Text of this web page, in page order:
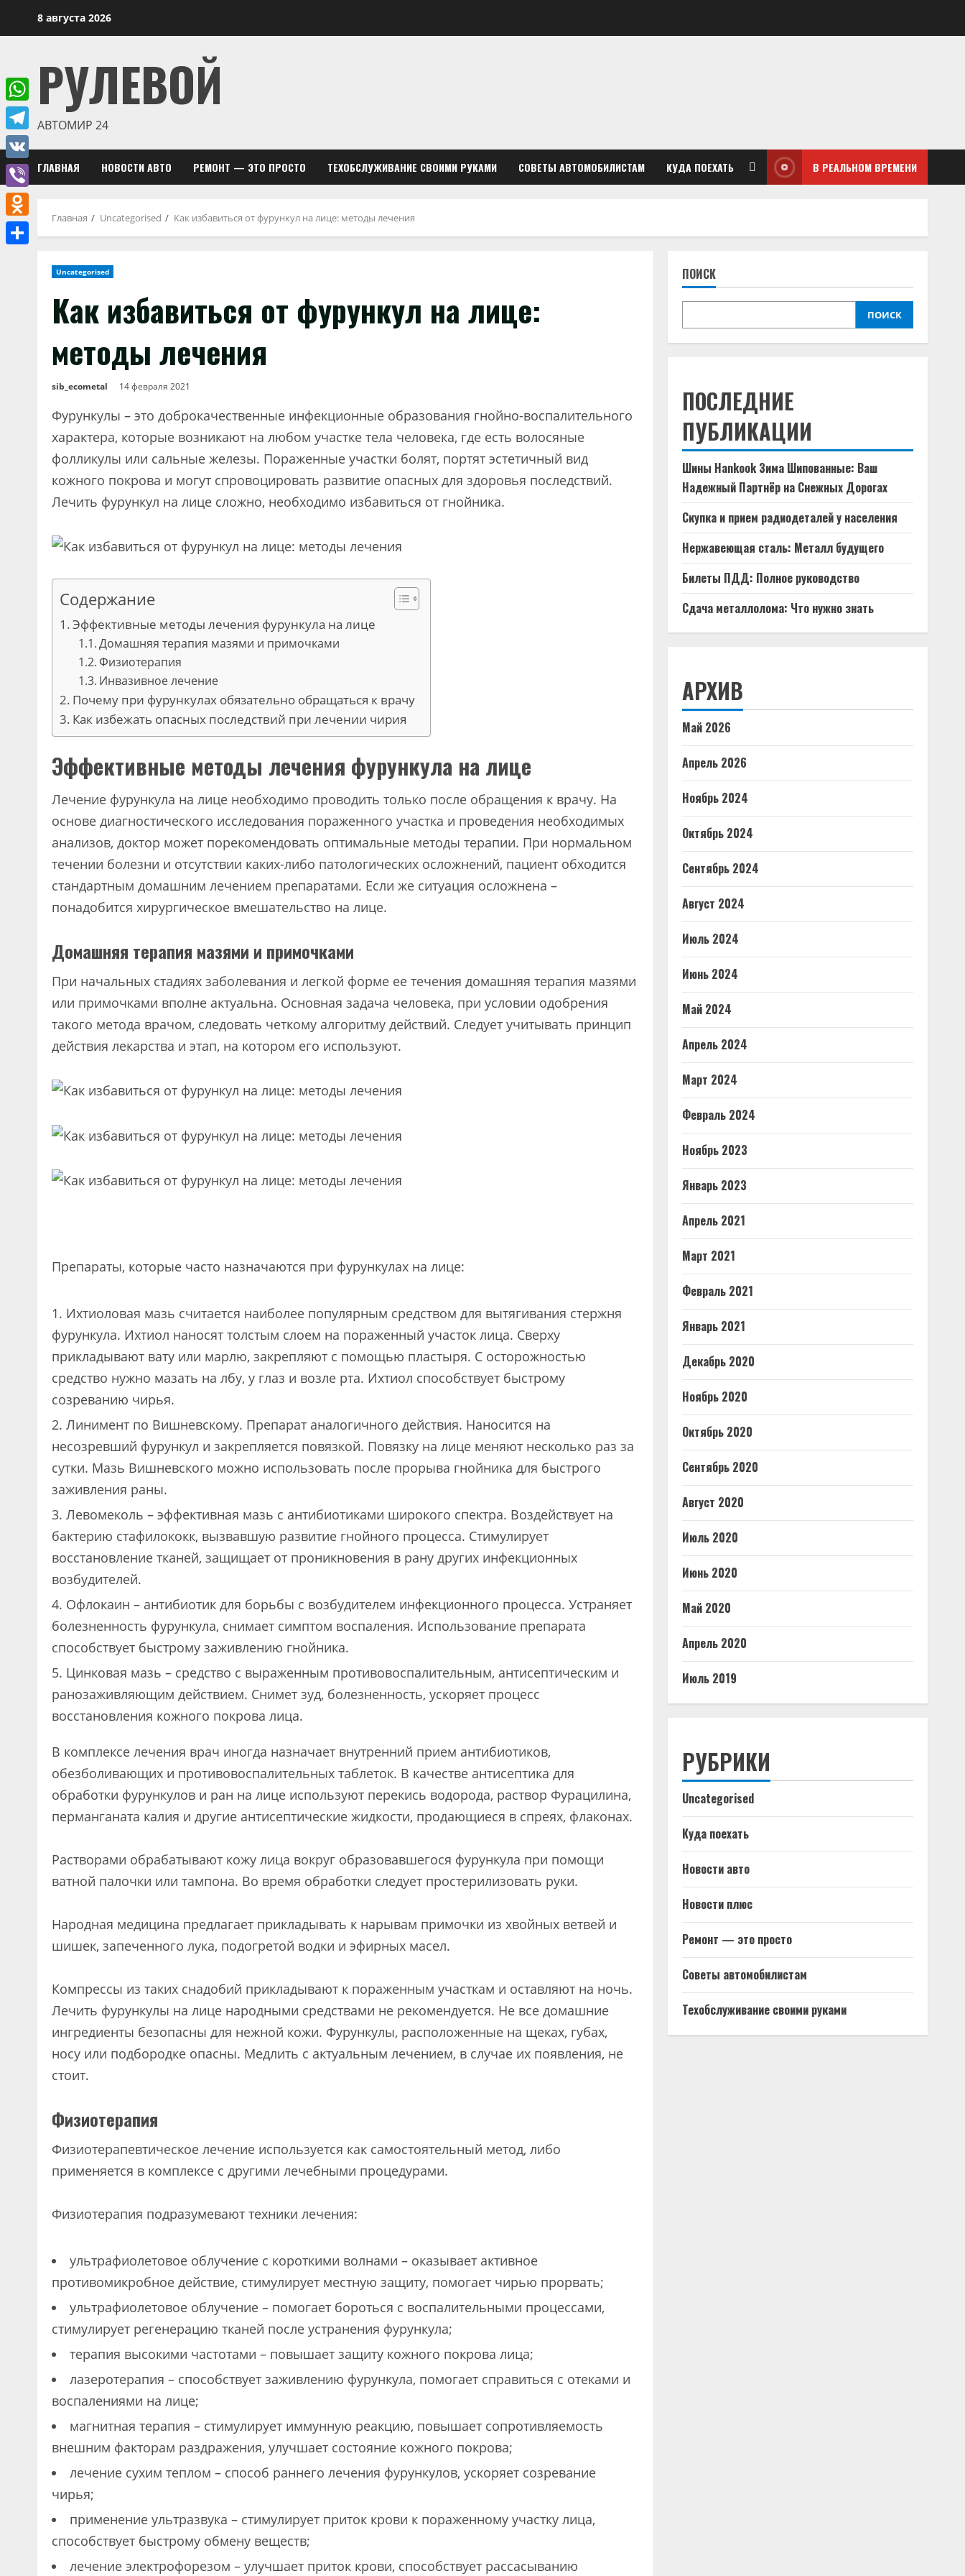
8 августа 2026
РУЛЕВОЙ
АВТОМИР 24
ГЛАВНАЯ НОВОСТИ АВТО РЕМОНТ — ЭТО ПРОСТО ТЕХОБСЛУЖИВАНИЕ СВОИМИ РУКАМИ СОВЕТЫ АВТОМОБИЛИСТАМ КУДА ПОЕХАТЬ В РЕАЛЬНОМ ВРЕМЕНИ
Главная Uncategorised Как избавиться от фурункул на лице: методы лечения
Uncategorised
Как избавиться от фурункул на лице:
методы лечения
sib_ecometal 14 февраля 2021
Фурункулы – это доброкачественные инфекционные образования гнойно-воспалительного
характера, которые возникают на любом участке тела человека, где есть волосяные
фолликулы или сальные железы. Пораженные участки болят, портят эстетичный вид
кожного покрова и могут спровоцировать развитие опасных для здоровья последствий.
Лечить фурункул на лице сложно, необходимо избавиться от гнойника.
Содержание
Эффективные методы лечения фурункула на лице
Домашняя терапия мазями и примочками
Физиотерапия
Инвазивное лечение
Почему при фурункулах обязательно обращаться к врачу
Как избежать опасных последствий при лечении чирия
Эффективные методы лечения фурункула на лице
Лечение фурункула на лице необходимо проводить только после обращения к врачу. На
основе диагностического исследования пораженного участка и проведения необходимых
анализов, доктор может порекомендовать оптимальные методы терапии. При нормальном
течении болезни и отсутствии каких-либо патологических осложнений, пациент обходится
стандартным домашним лечением препаратами. Если же ситуация осложнена –
понадобится хирургическое вмешательство на лице.
Домашняя терапия мазями и примочками
При начальных стадиях заболевания и легкой форме ее течения домашняя терапия мазями
или примочками вполне актуальна. Основная задача человека, при условии одобрения
такого метода врачом, следовать четкому алгоритму действий. Следует учитывать принцип
действия лекарства и этап, на котором его используют.
Препараты, которые часто назначаются при фурункулах на лице:
Ихтиоловая мазь считается наиболее популярным средством для вытягивания стержня
фурункула. Ихтиол наносят толстым слоем на пораженный участок лица. Сверху
прикладывают вату или марлю, закрепляют с помощью пластыря. С осторожностью
средство нужно мазать на лбу, у глаз и возле рта. Ихтиол способствует быстрому
созреванию чирья.
Линимент по Вишневскому. Препарат аналогичного действия. Наносится на
несозревший фурункул и закрепляется повязкой. Повязку на лице меняют несколько раз за
сутки. Мазь Вишневского можно использовать после прорыва гнойника для быстрого
заживления раны.
Левомеколь – эффективная мазь с антибиотиками широкого спектра. Воздействует на
бактерию стафилококк, вызвавшую развитие гнойного процесса. Стимулирует
восстановление тканей, защищает от проникновения в рану других инфекционных
возбудителей.
Офлокаин – антибиотик для борьбы с возбудителем инфекционного процесса. Устраняет
болезненность фурункула, снимает симптом воспаления. Использование препарата
способствует быстрому заживлению гнойника.
Цинковая мазь – средство с выраженным противовоспалительным, антисептическим и
ранозаживляющим действием. Снимет зуд, болезненность, ускоряет процесс
восстановления кожного покрова лица.
В комплексе лечения врач иногда назначает внутренний прием антибиотиков,
обезболивающих и противовоспалительных таблеток. В качестве антисептика для
обработки фурункулов и ран на лице используют перекись водорода, раствор Фурацилина,
перманганата калия и другие антисептические жидкости, продающиеся в спреях, флаконах.
Растворами обрабатывают кожу лица вокруг образовавшегося фурункула при помощи
ватной палочки или тампона. Во время обработки следует простерилизовать руки.
Народная медицина предлагает прикладывать к нарывам примочки из хвойных ветвей и
шишек, запеченного лука, подогретой водки и эфирных масел.
Компрессы из таких снадобий прикладывают к пораженным участкам и оставляют на ночь.
Лечить фурункулы на лице народными средствами не рекомендуется. Не все домашние
ингредиенты безопасны для нежной кожи. Фурункулы, расположенные на щеках, губах,
носу или подбородке опасны. Медлить с актуальным лечением, в случае их появления, не
стоит.
Физиотерапия
Физиотерапевтическое лечение используется как самостоятельный метод, либо
применяется в комплексе с другими лечебными процедурами.
Физиотерапия подразумевают техники лечения:
ультрафиолетовое облучение с короткими волнами – оказывает активное
противомикробное действие, стимулирует местную защиту, помогает чирью прорвать;
ультрафиолетовое облучение – помогает бороться с воспалительными процессами,
стимулирует регенерацию тканей после устранения фурункула;
терапия высокими частотами – повышает защиту кожного покрова лица;
лазеротерапия – способствует заживлению фурункула, помогает справиться с отеками и
воспалениями на лице;
магнитная терапия – стимулирует иммунную реакцию, повышает сопротивляемость
внешним факторам раздражения, улучшает состояние кожного покрова;
лечение сухим теплом – способ раннего лечения фурункулов, ускоряет созревание
чирья;
применение ультразвука – стимулирует приток крови к пораженному участку лица,
способствует быстрому обмену веществ;
лечение электрофорезом – улучшает приток крови, способствует рассасыванию
ПОИСК
ПОИСК
ПОСЛЕДНИЕ
ПУБЛИКАЦИИ
Шины Hankook Зима Шипованные: Ваш
Надежный Партнёр на Снежных Дорогах
Скупка и прием радиодеталей у населения
Нержавеющая сталь: Металл будущего
Билеты ПДД: Полное руководство
Сдача металлолома: Что нужно знать
АРХИВ
Май 2026
Апрель 2026
Ноябрь 2024
Октябрь 2024
Сентябрь 2024
Август 2024
Июль 2024
Июнь 2024
Май 2024
Апрель 2024
Март 2024
Февраль 2024
Ноябрь 2023
Январь 2023
Апрель 2021
Март 2021
Февраль 2021
Январь 2021
Декабрь 2020
Ноябрь 2020
Октябрь 2020
Сентябрь 2020
Август 2020
Июль 2020
Июнь 2020
Май 2020
Апрель 2020
Июль 2019
РУБРИКИ
Uncategorised
Куда поехать
Новости авто
Новости плюс
Ремонт — это просто
Советы автомобилистам
Техобслуживание своими руками
WhatsApp
Telegram
VK
Viber
Odnoklassniki